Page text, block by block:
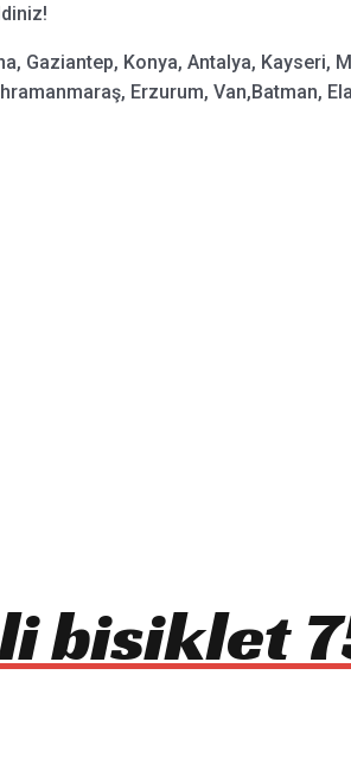
Gaziantep, Konya, Antalya, Kayseri,
Erzurum, Van,Batman,
bisiklet